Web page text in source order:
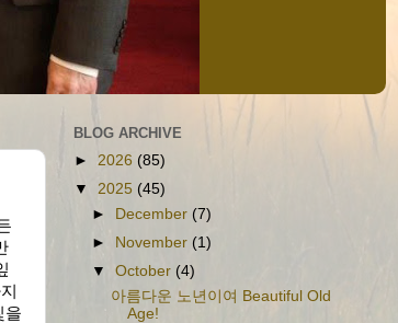
을
BLOG ARCHIVE
► 2026 (85)
▼ 2025 (45)
►
December (7)
►
November (1)
▼October (4)
아름다운 노년이여 Beautiful Old
Age!